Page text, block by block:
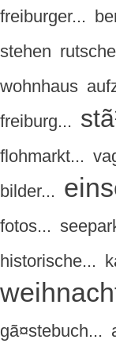
freiburger...
stehen rutsche
wohnhaus
freiburg...
flohmarkt...
bilder...
fotos...
historische...
gã¤stebuch...